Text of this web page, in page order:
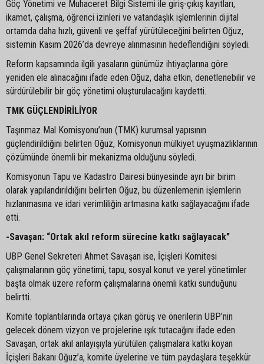
Göç Yönetimi ve Muhaceret Bilgi Sistemi ile giriş-çıkış kayıtları,
ikamet, çalışma, öğrenci izinleri ve vatandaşlık işlemlerinin dijital
ortamda daha hızlı, güvenli ve şeffaf yürütüleceğini belirten Oğuz,
sistemin Kasım 2026’da devreye alınmasının hedeflendiğini söyledi.
Reform kapsamında ilgili yasaların günümüz ihtiyaçlarına göre
yeniden ele alınacağını ifade eden Oğuz, daha etkin, denetlenebilir ve
sürdürülebilir bir göç yönetimi oluşturulacağını kaydetti.
TMK GÜÇLENDİRİLİYOR
Taşınmaz Mal Komisyonu’nun (TMK) kurumsal yapısının
güçlendirildiğini belirten Oğuz, Komisyonun mülkiyet uyuşmazlıklarının
çözümünde önemli bir mekanizma olduğunu söyledi.
Komisyonun Tapu ve Kadastro Dairesi bünyesinde ayrı bir birim
olarak yapılandırıldığını belirten Oğuz, bu düzenlemenin işlemlerin
hızlanmasına ve idari verimliliğin artmasına katkı sağlayacağını ifade
etti.
-Savaşan: “Ortak akıl reform sürecine katkı sağlayacak”
UBP Genel Sekreteri Ahmet Savaşan ise, İçişleri Komitesi
çalışmalarının göç yönetimi, tapu, sosyal konut ve yerel yönetimler
başta olmak üzere reform çalışmalarına önemli katkı sunduğunu
belirtti.
Komite toplantılarında ortaya çıkan görüş ve önerilerin UBP’nin
gelecek dönem vizyon ve projelerine ışık tutacağını ifade eden
Savaşan, ortak akıl anlayışıyla yürütülen çalışmalara katkı koyan
İçişleri Bakanı Oğuz’a, komite üyelerine ve tüm paydaşlara teşekkür